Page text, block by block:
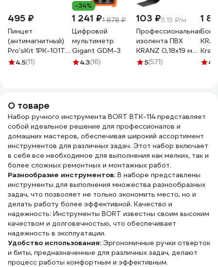
495 ₽
Пинцет
(антимагнитный)
Pro'sKit 1PK-101T
00072643
4.5(11)
-34%
1 241 ₽1 878 ₽
Цифровой
мультиметр
Gigant GDM-3
4.3(16)
103 ₽5.15 ₽/м
Профессиональная
изолента ПВХ
KRANZ 0,18х19 мм,
20 м, черная KR-
5(571)
1
4.5
О товаре
Набор ручного инструмента BORT BTK-114 представляет
собой идеальное решение для профессионалов и
домашних мастеров, обеспечивая широкий ассортимент
инструментов для различных задач. Этот набор включает
в себя все необходимое для выполнения как мелких, так и
более сложных ремонтных и монтажных работ.
Разнообразие инструментов: В наборе представлены
инструменты для выполнения множества разнообразных
задач, что позволяет не только экономить место, но и
делать работу более эффективной. Качество и
надежность: Инструменты BORT известны своим высоким
качеством и долговечностью, что обеспечивает
надежность в эксплуатации.
Удобство использования: Эргономичные ручки отверток
и биты, предназначенные для различных задач, делают
процесс работы комфортным и эффективным.